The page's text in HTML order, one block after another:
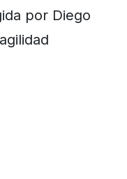
por Diego